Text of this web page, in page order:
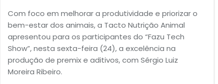
Com foco em melhorar a produtividade e priorizar o
bem-estar dos animais, a Tacto Nutrição Animal
apresentou para os participantes do “Fazu Tech
Show”, nesta sexta-feira (24), a excelência na
produção de premix e aditivos, com Sérgio Luiz
Moreira Ribeiro.